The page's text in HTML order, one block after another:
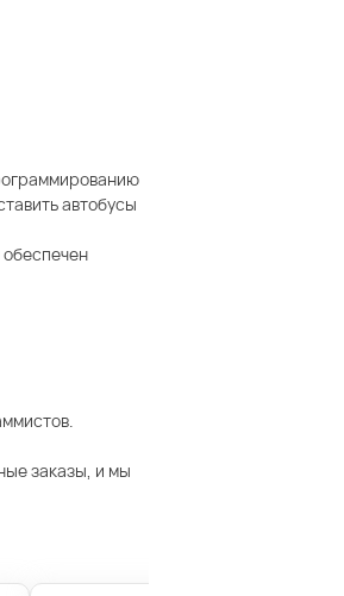
автобусы
заказы, и мы